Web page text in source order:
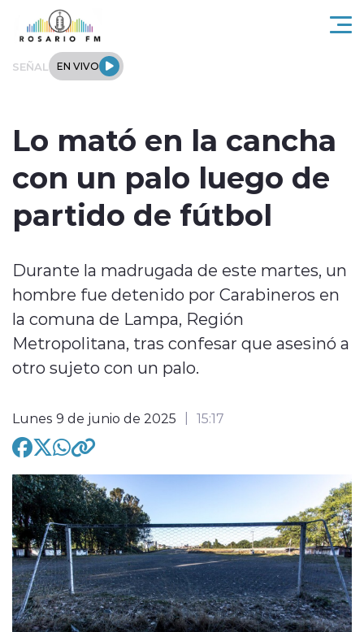
Click acá para ir directamente al contenido
SEÑAL EN VIVO
Regionales
Internacional
Deportes
Entrevistas
modo claro
Lo mató en la cancha
con un palo luego de
partido de fútbol
Durante la madrugada de este martes, un
hombre fue detenido por Carabineros en
la comuna de Lampa, Región
Metropolitana, tras confesar que asesinó a
otro sujeto con un palo.
Lunes 9 de junio de 2025 15:17